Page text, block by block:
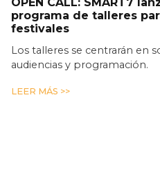
programa de talleres
festivales
Los talleres se centrarán en
audiencias y programación.
LEER MÁS >>